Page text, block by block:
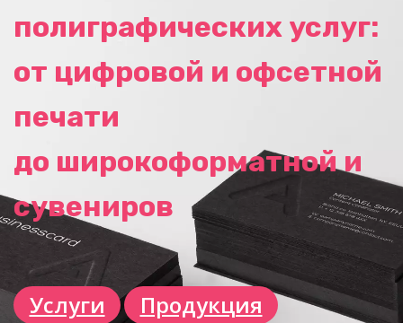
полиграфических услуг:
от цифровой и офсетной
печати
до широкоформатной и
сувениров
Услуги
Продукция